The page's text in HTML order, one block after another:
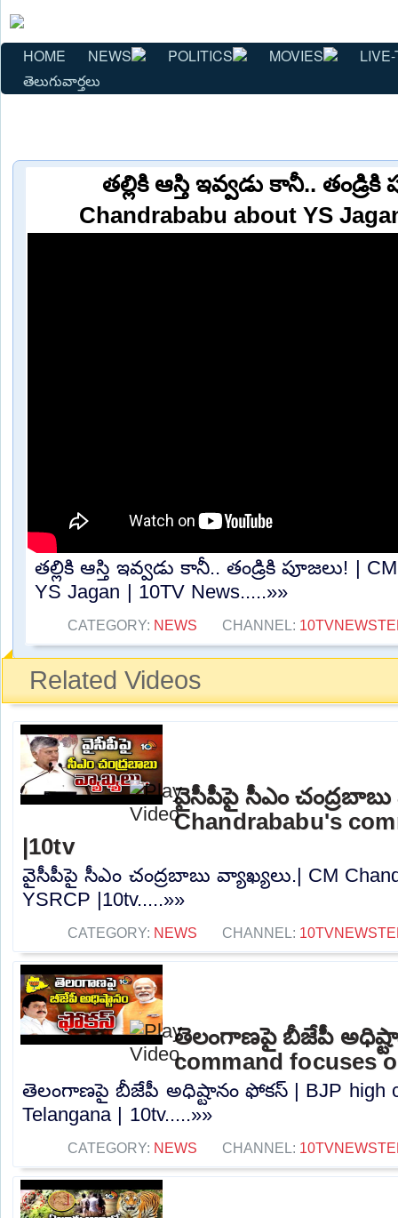
HOME NEWS POLITICS MOVIES
తెలుగువార్తలు
తల్లికి ఆస్తి ఇవ్వడు కానీ.. తండ్రికి
Chandrababu about YS
తల్లికి ఆస్తి ఇవ్వడు కానీ.. తండ్రికి పూజలు! |
YS Jagan | 10TV News.....»»
CATEGORY: NEWS CHANNEL:
Related Videos
వైసీపీపై సీఎం చంద్రబాబు
Chandrababu's
|10tv
వైసీపీపై సీఎం చంద్రబాబు వ్యాఖ్యలు.| CM
YSRCP |10tv.....»»
CATEGORY: NEWS CHANNEL:
తెలంగాణపై బీజేపీ
command focuses
తెలంగాణపై బీజేపీ అధిష్టానం ఫోకస్ | BJP high
Telangana | 10tv.....»»
CATEGORY: NEWS CHANNEL: